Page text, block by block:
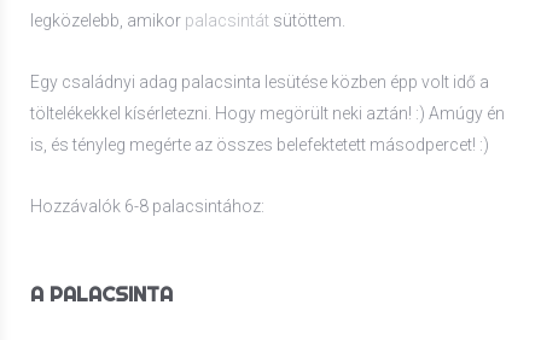
legközelebb, amikor palacsintát sütöttem.
Egy családnyi adag palacsinta lesütése közben épp volt idő a
töltelékekkel kísérletezni. Hogy megörült neki aztán! :) Amúgy én
is, és tényleg megérte az összes belefektetett másodpercet! :)
Hozzávalók 6-8 palacsintához:
A PALACSINTA